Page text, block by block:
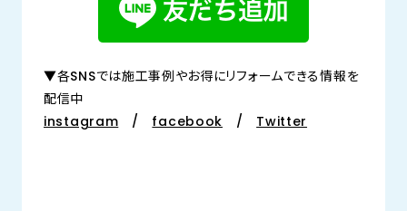
▼各SNSでは施工事例やお得にリフォームできる情報を
配信中
instagram / facebook / Twitter